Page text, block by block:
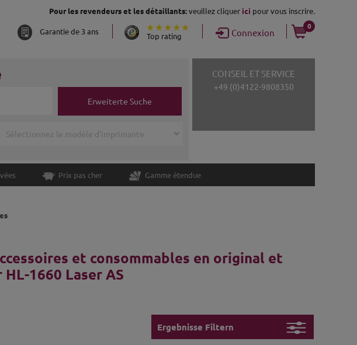
Pour les revendeurs et les détaillants:veuillez cliquer ici pour vous inscrire.
Garantie de 3 ans Top rating Connexion
0
Erweiterte Suche
CONSEIL ET SERVICE
+49 (0)4122-9808350
Prix pas cher Gamme étendue
et consommables en original et
1660 Laser AS
Ergebnisse Filtern